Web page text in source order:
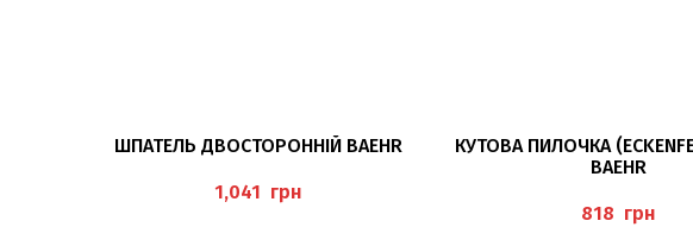
ДОДАТИ В КОШИК
ШПАТЕЛЬ ДВОСТОРОННІЙ BAEHR
грн
ЧИТАТИ ДАЛІ
КУТОВА ПИЛОЧКА
BAEHR
грн